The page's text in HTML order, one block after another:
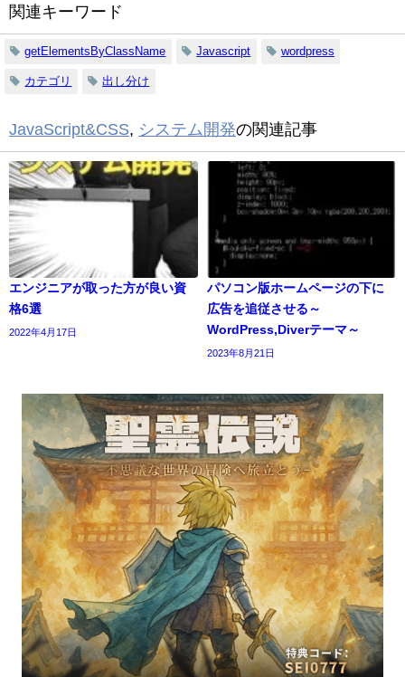
関連キーワード
getElementsByClassName Javascript wordpress
カテゴリ 出し分け
JavaScript&CSS, システム開発の関連記事
エンジニアが取った方が良い資
格6選
2022年4月17日
パソコン版ホームページの下に
広告を追従させる～
WordPress,Diverテーマ～
2023年8月21日